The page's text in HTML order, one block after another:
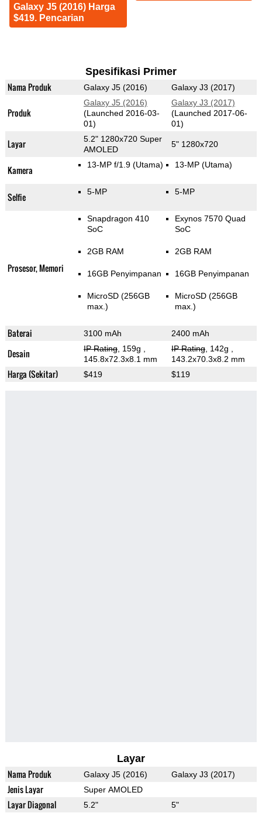
Galaxy J5 (2016) Harga
$419. Pencarian
Spesifikasi Primer
Nama Produk Galaxy J5 (2016) Galaxy J3 (2017)
Produk
Galaxy J5 (2016)
(Launched 2016-03-
01)
Galaxy J3 (2017)
(Launched 2017-06-
01)
Layar
5.2" 1280x720 Super
AMOLED
5" 1280x720
Kamera 13-MP f/1.9 (Utama) 13-MP (Utama)
Selfie 5-MP 5-MP
Prosesor, Memori
Snapdragon 410
SoC
2GB RAM
16GB Penyimpanan
MicroSD (256GB
max.)
Exynos 7570 Quad
SoC
2GB RAM
16GB Penyimpanan
MicroSD (256GB
max.)
Baterai 3100 mAh 2400 mAh
Desain IP Rating, 159g
145.8x72.3x8.1 mm
IP Rating, 142g
143.2x70.3x8.2 mm
Harga (Sekitar) $419 $119
Layar
Nama Produk Galaxy J5 (2016) Galaxy J3 (2017)
Jenis Layar Super AMOLED
Layar Diagonal 5.2" 5"